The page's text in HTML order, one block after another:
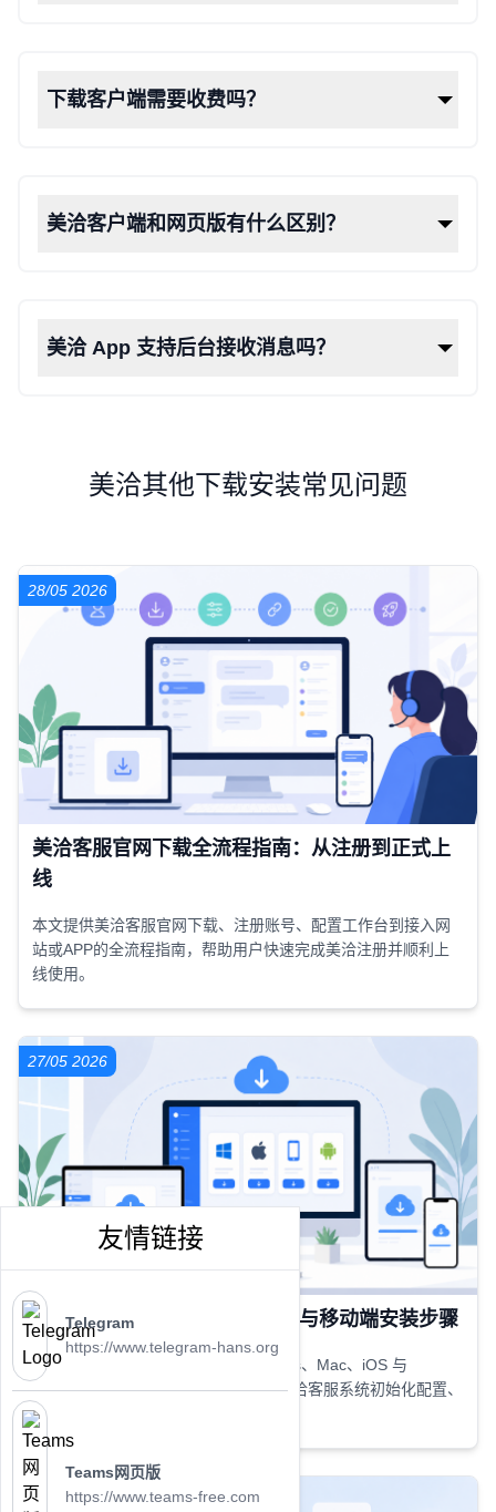
下载客户端需要收费吗？
美洽客户端和网页版有什么区别？
美洽 App 支持后台接收消息吗？
美洽其他下载安装常见问题
美洽客服官网下载全流程指南：从注册到正式上
线
本文提供美洽客服官网下载、注册账号、配置工作台到接入网
站或APP的全流程指南，帮助用户快速完成美洽注册并顺利上
线使用。
28/05 2026
美洽客服系统下载指南：PC端与移动端安装步骤
详细介绍美洽下载方法，包括 Windows、Mac、iOS 与
Android 客户端下载安装步骤，以及美洽客服系统初始化配置、
安装失败排查和常见问题解决方案。
27/05 2026
26/05 2026
友情链接
Telegram
https://www.telegram-hans.org
Teams网页版
https://www.teams-free.com